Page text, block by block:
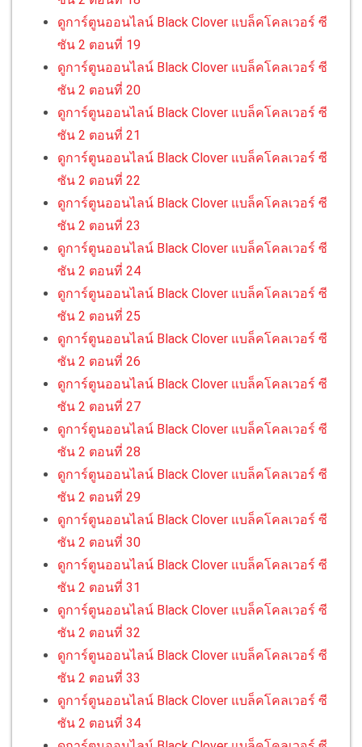
ดูการ์ตูนออนไลน์ Black Clover แบล็คโคลเวอร์ ซี
ซัน 2 ตอนที่ 19
ดูการ์ตูนออนไลน์ Black Clover แบล็คโคลเวอร์ ซี
ซัน 2 ตอนที่ 20
ดูการ์ตูนออนไลน์ Black Clover แบล็คโคลเวอร์ ซี
ซัน 2 ตอนที่ 21
ดูการ์ตูนออนไลน์ Black Clover แบล็คโคลเวอร์ ซี
ซัน 2 ตอนที่ 22
ดูการ์ตูนออนไลน์ Black Clover แบล็คโคลเวอร์ ซี
ซัน 2 ตอนที่ 23
ดูการ์ตูนออนไลน์ Black Clover แบล็คโคลเวอร์ ซี
ซัน 2 ตอนที่ 24
ดูการ์ตูนออนไลน์ Black Clover แบล็คโคลเวอร์ ซี
ซัน 2 ตอนที่ 25
ดูการ์ตูนออนไลน์ Black Clover แบล็คโคลเวอร์ ซี
ซัน 2 ตอนที่ 26
ดูการ์ตูนออนไลน์ Black Clover แบล็คโคลเวอร์ ซี
ซัน 2 ตอนที่ 27
ดูการ์ตูนออนไลน์ Black Clover แบล็คโคลเวอร์ ซี
ซัน 2 ตอนที่ 28
ดูการ์ตูนออนไลน์ Black Clover แบล็คโคลเวอร์ ซี
ซัน 2 ตอนที่ 29
ดูการ์ตูนออนไลน์ Black Clover แบล็คโคลเวอร์ ซี
ซัน 2 ตอนที่ 30
ดูการ์ตูนออนไลน์ Black Clover แบล็คโคลเวอร์ ซี
ซัน 2 ตอนที่ 31
ดูการ์ตูนออนไลน์ Black Clover แบล็คโคลเวอร์ ซี
ซัน 2 ตอนที่ 32
ดูการ์ตูนออนไลน์ Black Clover แบล็คโคลเวอร์ ซี
ซัน 2 ตอนที่ 33
ดูการ์ตูนออนไลน์ Black Clover แบล็คโคลเวอร์ ซี
ซัน 2 ตอนที่ 34